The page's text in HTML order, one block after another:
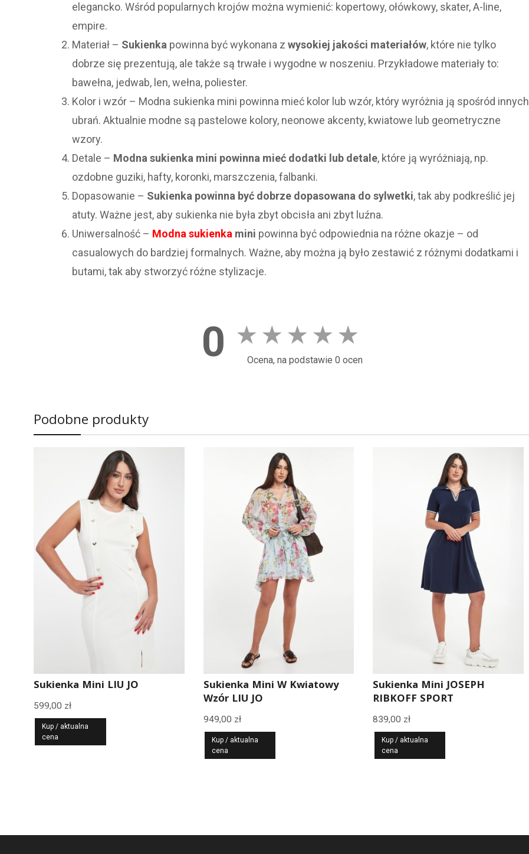
elegancko. Wśród popularnych krojów można wymienić: kopertowy, ołówkowy, skater, A-line,
empire.
Materiał – Sukienka powinna być wykonana z wysokiej jakości materiałów, które nie tylko
dobrze się prezentują, ale także są trwałe i wygodne w noszeniu. Przykładowe materiały to:
bawełna, jedwab, len, wełna, poliester.
Kolor i wzór – Modna sukienka mini powinna mieć kolor lub wzór, który wyróżnia ją spośród innych
ubrań. Aktualnie modne są pastelowe kolory, neonowe akcenty, kwiatowe lub geometryczne
wzory.
Detale – Modna sukienka mini powinna mieć dodatki lub detale, które ją wyróżniają, np.
ozdobne guziki, hafty, koronki, marszczenia, falbanki.
Dopasowanie – Sukienka powinna być dobrze dopasowana do sylwetki, tak aby podkreślić jej
atuty. Ważne jest, aby sukienka nie była zbyt obcisła ani zbyt luźna.
Uniwersalność – Modna sukienka mini powinna być odpowiednia na różne okazje – od
casualowych do bardziej formalnych. Ważne, aby można ją było zestawić z różnymi dodatkami i
butami, tak aby stworzyć różne stylizacje.
0 ★ ★ ★ ★ ★
Ocena, na podstawie 0 ocen
Podobne produkty
Sukienka Mini LIU JO
599,00 zł
Kup / aktualna
cena
Sukienka Mini W Kwiatowy
Wzór LIU JO
949,00 zł
Kup / aktualna
cena
Sukienka Mini JOSEPH
RIBKOFF SPORT
839,00 zł
Kup / aktualna
cena